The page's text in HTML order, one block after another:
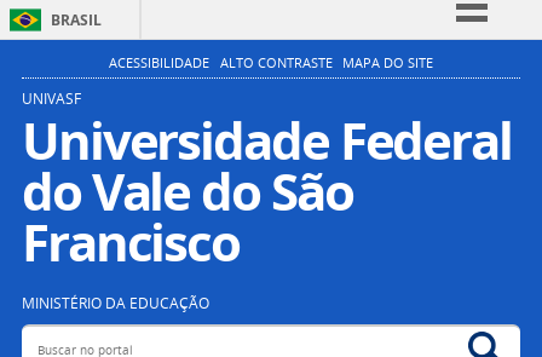
BRASIL
Simplifique!
Participe
Acesso à informação
Legislação
ACESSIBILIDADE ALTO CONTRASTE MAPA DO SITE
UNIVASF
Universidade Federal
do Vale do São
Francisco
MINISTÉRIO DA EDUCAÇÃO
Buscar no portal